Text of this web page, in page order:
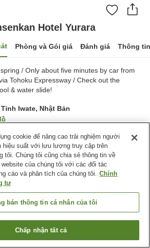
Hotel Yurara
Phòng và Gói giá Đánh giá Thông
/ Only about five minutes by car from
Tohoku Expressway / Check out the
& water slide!
Iwate, Nhật Bản
giá:209lượt
Xông hơi
Tỉnh Iwate
Thị trấn Shiwa
Yurara
Tìm phòng trống
cookie để nâng cao trải nghiệm người
hiệu suất với lưu lượng truy cập trên
tôi. Chúng tôi cũng chia sẻ thông tin về
của chúng tôi với các đối tác
cáo và phân tích của chúng tôi. Chính
tư
bán thông tin cá nhân của tôi
Chấp nhận tất cả